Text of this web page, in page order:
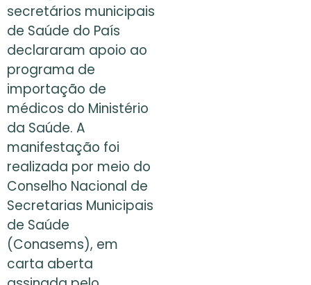
secretários municipais
de Saúde do País
declararam apoio ao
programa de
importação de
médicos do Ministério
da Saúde. A
manifestação foi
realizada por meio do
Conselho Nacional de
Secretarias Municipais
de Saúde
(Conasems), em
carta aberta